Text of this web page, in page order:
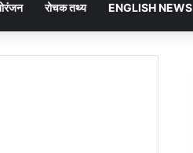
रोचक तथ्य ENGLISH NEWS